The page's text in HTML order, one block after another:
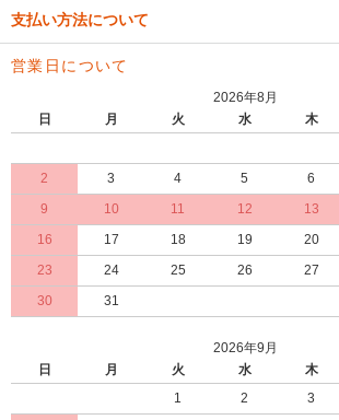
支払い方法について
営業日について
2026年8月
日
月 火 水 木
2
3 4 5 6
9
10 11 12 13
16
17 18 19 20
23
24 25 26 27
30
31
2026年9月
日
月 火 水 木
1
2 3